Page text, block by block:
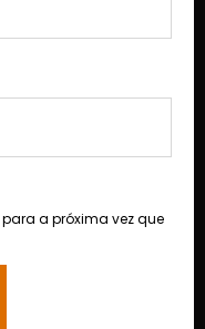
a próxima vez que